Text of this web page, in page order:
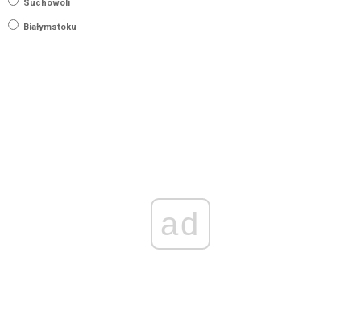
Suchowoli
Białymstoku
ad